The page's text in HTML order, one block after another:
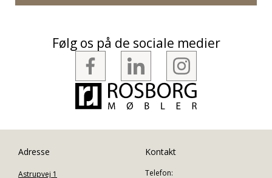
Følg os på de sociale medier
Adresse
Astrupvej 1
Kontakt
Telefon: